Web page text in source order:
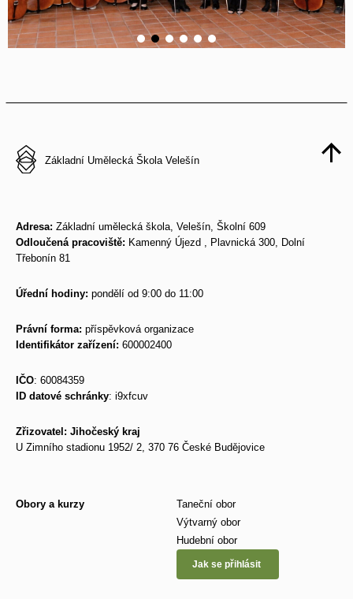
Základní Umělecká Škola Velešín
Adresa: Základní umělecká škola, Velešín, Školní 609
Odloučená pracoviště: Kamenný Újezd , Plavnická 300, Dolní
Třebonín 81
Úřední hodiny: pondělí od 9:00 do 11:00
Právní forma: příspěvková organizace
Identifikátor zařízení: 600002400
IČO: 60084359
ID datové schránky: i9xfcuv
Zřizovatel: Jihočeský kraj
U Zimního stadionu 1952/ 2, 370 76 České Budějovice
Obory a kurzy
Taneční obor
Výtvarný obor
Hudební obor
Jak se přihlásit